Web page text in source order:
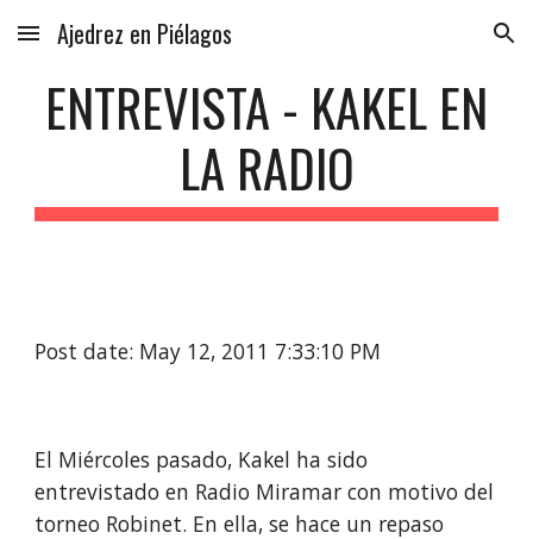
Skip to main content Skip to navigation
Ajedrez en Piélagos
ENTREVISTA - KAKEL EN
LA RADIO
Post date: May 12, 2011 7:33:10 PM
El Miércoles pasado, Kakel ha sido
entrevistado en Radio Miramar con motivo del
torneo Robinet. En ella, se hace un repaso